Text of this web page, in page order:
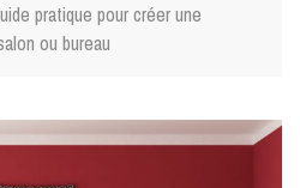
pratique pour créer une
ou bureau